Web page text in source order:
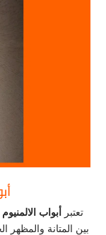
تعتبر أبواب
بين المتانة والمظهر